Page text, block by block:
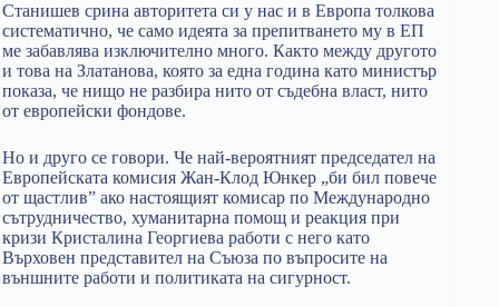
Станишев срина авторитета си у нас и в Европа толкова
систематично, че само идеята за препитването му в ЕП
ме забавлява изключително много. Както между другото
и това на Златанова, която за една година като министър
показа, че нищо не разбира нито от съдебна власт, нито
от европейски фондове.
Но и друго се говори. Че най-вероятният председател на
Европейската комисия Жан-Клод Юнкер „би бил повече
от щастлив” ако настоящият комисар по Международно
сътрудничество, хуманитарна помощ и реакция при
кризи Кристалина Георгиева работи с него като
Върховен представител на Съюза по въпросите на
външните работи и политиката на сигурност.